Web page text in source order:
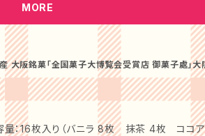
や友人を呼んでの楽しいひとときに、ぜひこ
でいただける品質を誇ります。日常の小さな
【ギフトに最適！】 送料無料でお
めた贈り物として最適です。大切な方への
たします！
金賞」を受賞。 平成25年には、代表銘菓「大阪
： 心温まるお土産にぴった
店「御菓子處」が手掛ける伝統の和菓子です
上げる羊羹の数々は、豊かな風味と滑らか
す。 美しいパッケージには、贈り物に
の心こもった贈り物や、旅行の際のお土産
伝える特別なシーンにぜひご利用ください。 ####
MORE
大阪銘菓「全国菓子大博覧会受賞店 御菓子處」
：16枚入り（バニラ 8枚 抹茶 4枚 ココア